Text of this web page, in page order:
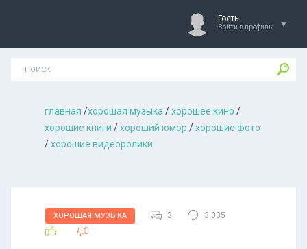
Гость
Войти в профиль
главная /хорошая музыкa /хорошее кино /
хорошие книги /хороший юмор /хорошие фото
/хорошие видеоролики
ХОРОШАЯ МУЗЫКА 3 3 005